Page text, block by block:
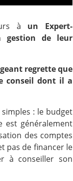
à un Expert-
gestion de leur
regrette que
conseil dont il a
: le budget
est généralement
des comptes
pas de financer le
à conseiller son